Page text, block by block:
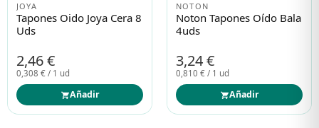
JOYA
Tapones Oido Joya Cera 8
Uds
2,46 €
0,308 € / 1 ud
Añadir
NOTON
Noton Tapones Oído Bala
4uds
3,24 €
0,810 € / 1 ud
Añadir